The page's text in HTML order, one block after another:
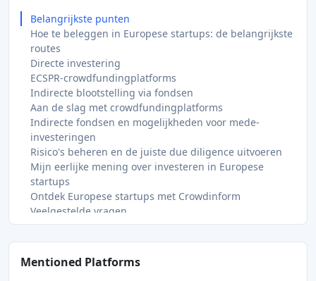
Belangrijkste punten
Hoe te beleggen in Europese startups: de belangrijkste
routes
Directe investering
ECSPR-crowdfundingplatforms
Indirecte blootstelling via fondsen
Aan de slag met crowdfundingplatforms
Indirecte fondsen en mogelijkheden voor mede-
investeringen
Risico's beheren en de juiste due diligence uitvoeren
Mijn eerlijke mening over investeren in Europese
startups
Ontdek Europese startups met Crowdinform
Veelgestelde vragen
Wat is de ECSPR en waarom is deze van belang voor
particuliere beleggers?
Hoeveel geld heb ik nodig om te beginnen met
beleggen in Europese startups?
Mentioned Platforms